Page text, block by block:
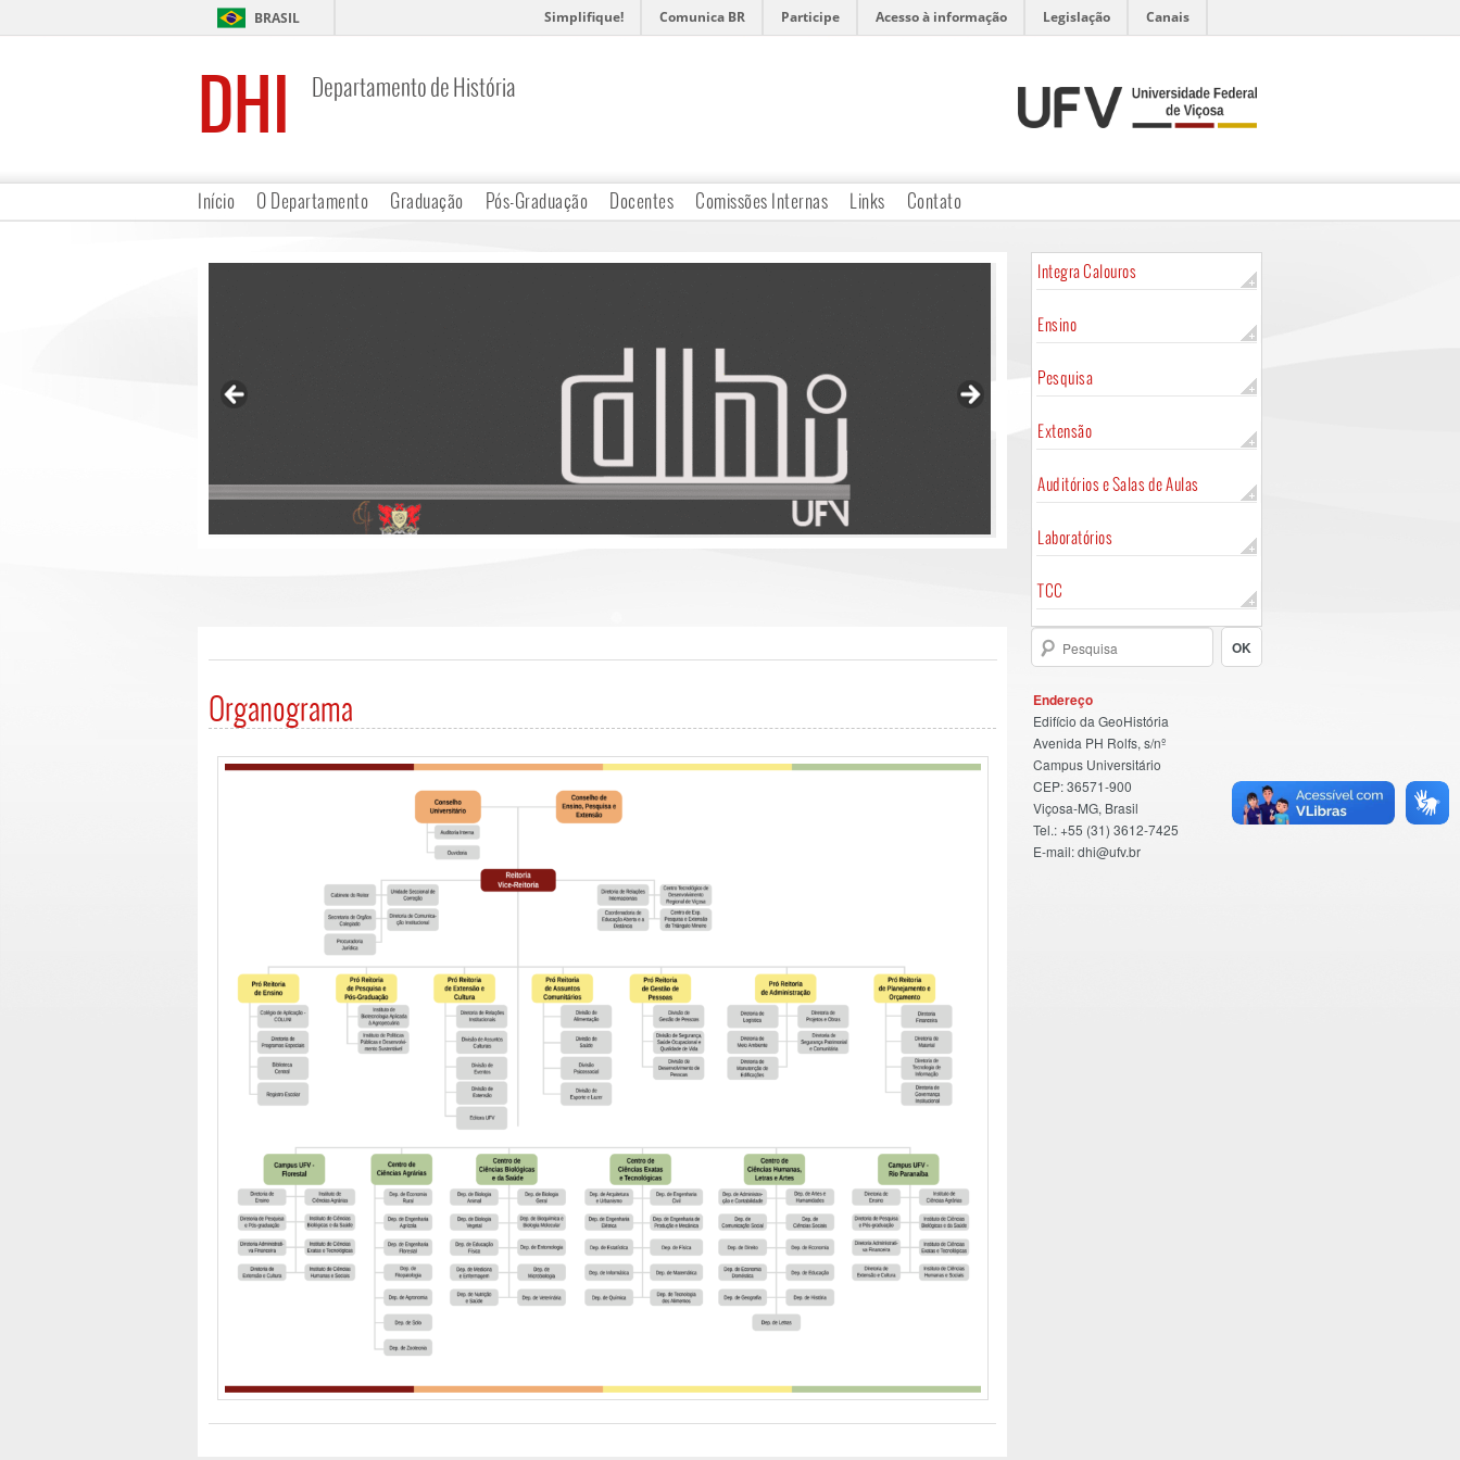
BRASIL Simplifique! Comunica BR Participe Acesso à informação Legislação Canais
DHI Departamento de História
Início O Departamento Graduação Pós-Graduação Docentes Comissões Internas Links Contato
Integra Calouros
Ensino
Pesquisa
Extensão
Auditórios e Salas de Aulas
Laboratórios
TCC
Endereço
Edifício da GeoHistória
Avenida PH Rolfs, s/nº
Campus Universitário
CEP: 36571-900
Viçosa-MG, Brasil
Tel.: +55 (31) 3612-7425
E-mail: dhi@ufv.br
Organograma